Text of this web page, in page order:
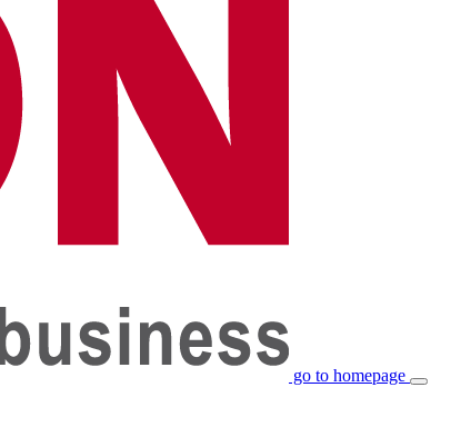
go to homepage